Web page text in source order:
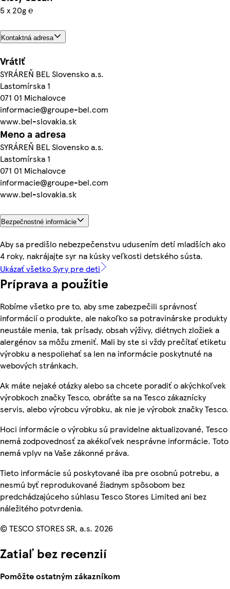
5 x 20g ℮
Kontaktná adresa
Vrátiť
SYRÁREŇ BEL Slovensko a.s.
Lastomírska 1
071 01 Michalovce
informacie@groupe-bel.com
www.bel-slovakia.sk
Meno a adresa
SYRÁREŇ BEL Slovensko a.s.
Lastomírska 1
071 01 Michalovce
informacie@groupe-bel.com
www.bel-slovakia.sk
Bezpečnostné informácie
Aby sa predišlo nebezpečenstvu udusením detí mladších ako
4 roky, nakrájajte syr na kúsky veľkosti detského sústa.
Ukázať všetko Syry pre deti
Príprava a použitie
Robíme všetko pre to, aby sme zabezpečili správnosť
informácií o produkte, ale nakoľko sa potravinárske produkty
neustále menia, tak prísady, obsah výživy, diétnych zložiek a
alergénov sa môžu zmeniť. Mali by ste si vždy prečítať etiketu
výrobku a nespoliehať sa len na informácie poskytnuté na
webových stránkach.
Ak máte nejaké otázky alebo sa chcete poradiť o akýchkoľvek
výrobkoch značky Tesco, obráťte sa na Tesco zákaznícky
servis, alebo výrobcu výrobku, ak nie je výrobok značky Tesco.
Hoci informácie o výrobku sú pravidelne aktualizované, Tesco
nemá zodpovednosť za akékoľvek nesprávne informácie. Toto
nemá vplyv na Vaše zákonné práva.
Tieto informácie sú poskytované iba pre osobnú potrebu, a
nesmú byť reprodukované žiadnym spôsobom bez
predchádzajúceho súhlasu Tesco Stores Limited ani bez
náležitého potvrdenia.
© TESCO STORES SR, a.s. 2026
Zatiaľ bez recenzií
Pomôžte ostatným zákazníkom